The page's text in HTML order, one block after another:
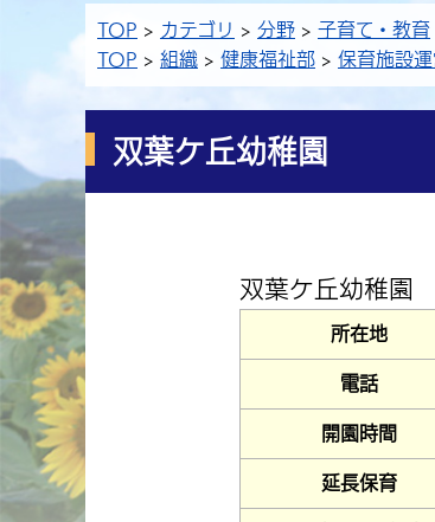
TOP カテゴリ 分野 子育て・教育
TOP
組織 健康福祉部 保育施設
双葉ケ丘幼稚園
双葉ケ丘幼稚園
所在地
電話
開園時間
延長保育